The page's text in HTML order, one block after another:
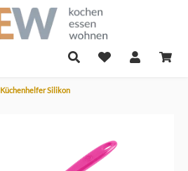
Küchenhelfer Silikon